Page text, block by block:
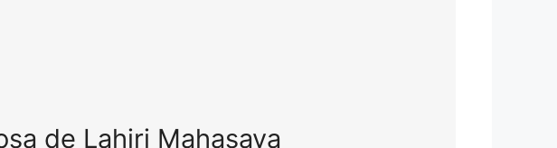
de Lahiri Mahasaya